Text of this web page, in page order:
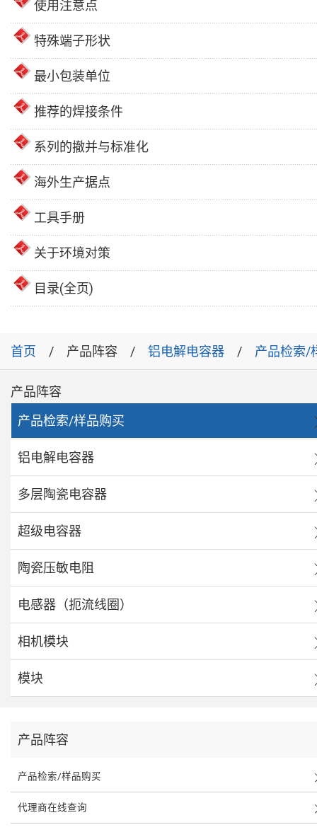
使用注意点
特殊端子形状
最小包装单位
推荐的焊接条件
系列的撤并与标准化
海外生产据点
工具手册
关于环境对策
目录(全页)
首页 产品阵容 铝电解电容器 产品检索/
产品阵容
产品检索/样品购买
铝电解电容器
多层陶瓷电容器
超级电容器
陶瓷压敏电阻
电感器（扼流线圈）
相机模块
模块
产品阵容
产品检索/样品购买
代理商在线查询